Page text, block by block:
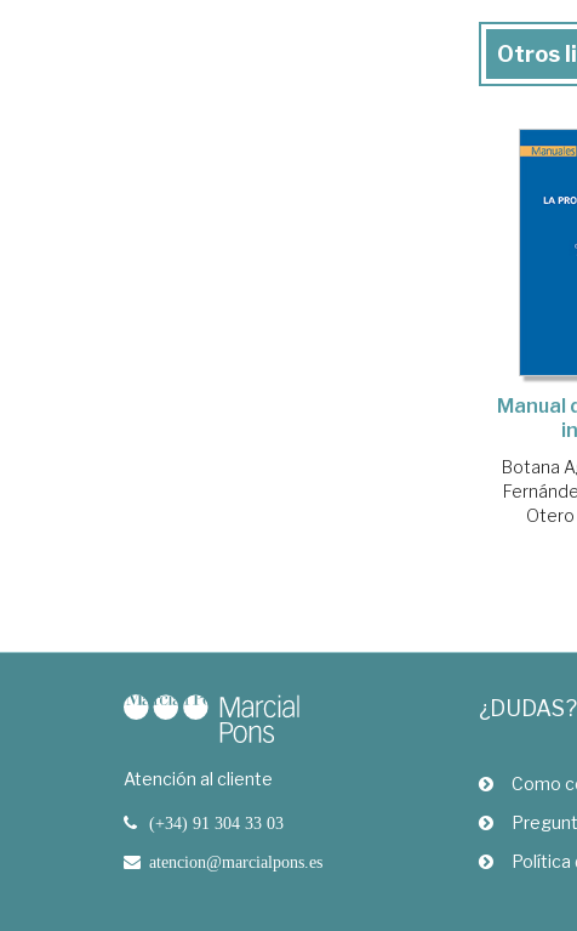
Otros
Manual
Botana
Otero
Atención al cliente
(+34) 91 304 33 03
atencion@marcialpons.es
¿DUDAS?
Como
Política